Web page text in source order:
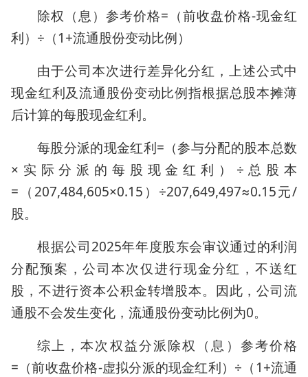
除权（息）参考价格=（前收盘价格-现金红
利）÷（1+流通股份变动比例）
由于公司本次进行差异化分红，上述公式中
现金红利及流通股份变动比例指根据总股本摊薄
后计算的每股现金红利。
每股分派的现金红利=（参与分配的股本总数
×实际分派的每股现金红利）÷总股本
=（207,484,605×0.15）÷207,649,497≈0.15元/
股。
根据公司2025年年度股东会审议通过的利润
分配预案，公司本次仅进行现金分红，不送红
股，不进行资本公积金转增股本。因此，公司流
通股不会发生变化，流通股份变动比例为0。
综上，本次权益分派除权（息）参考价格
=（前收盘价格-虚拟分派的现金红利）÷（1+流通